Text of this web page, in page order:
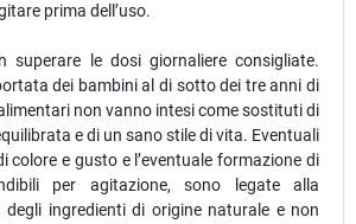
prima dell’uso.
superare le dosi giornaliere consigliate.
dei bambini al di sotto dei tre anni di
non vanno intesi come sostituti di
e di un sano stile di vita. Eventuali
colore e gusto e l’eventuale formazione di
per agitazione, sono legate alla
degli ingredienti di origine naturale e non